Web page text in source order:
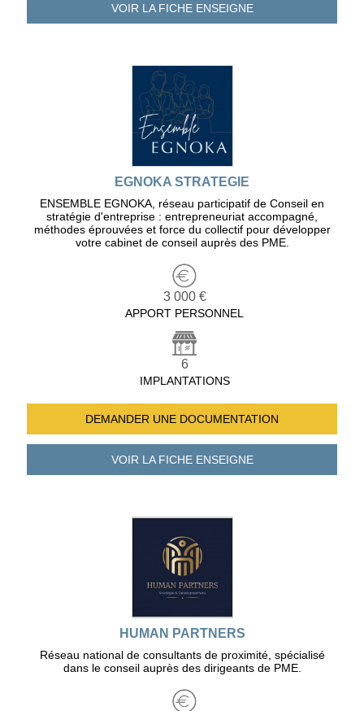
VOIR LA FICHEENSEIGNE
EGNOKA STRATEGIE
ENSEMBLE EGNOKA, réseau participatif de Conseil en
stratégie d'entreprise : entrepreneuriat accompagné,
méthodes éprouvées et force du collectif pour développer
votre cabinet de conseil auprès des PME.
3 000 €
APPORT PERSONNEL
6
IMPLANTATIONS
DEMANDER UNE DOCUMENTATION
VOIR LA FICHEENSEIGNE
HUMAN PARTNERS
Réseau national de consultants de proximité, spécialisé
dans le conseil auprès des dirigeants de PME.